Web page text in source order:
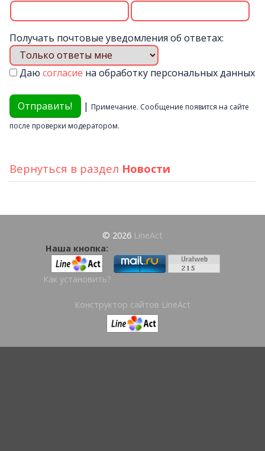
Получать почтовые уведомления об ответах:
Даю согласие на обработку персональных данных
| Примечание. Сообщение появится на сайте
после проверки модератором.
Вернуться в раздел Новости
© 2026 LineAct
Наша кнопка:
Как установить?
Конструктор сайтов LineAct